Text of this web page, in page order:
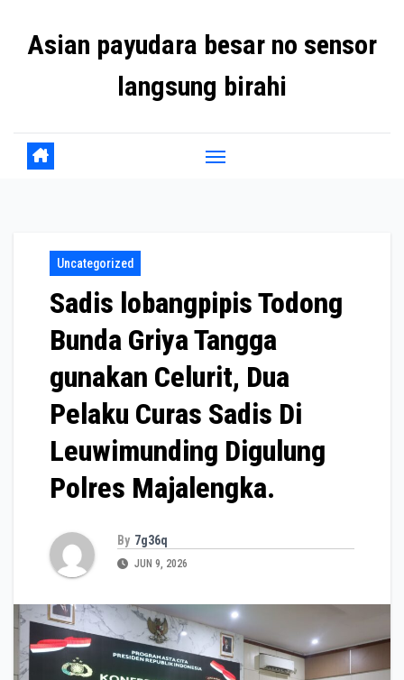
Asian payudara besar no sensor
langsung birahi
Uncategorized
Sadis lobangpipis Todong
Bunda Griya Tangga
gunakan Celurit, Dua
Pelaku Curas Sadis Di
Leuwimunding Digulung
Polres Majalengka.
By 7g36q
JUN 9, 2026